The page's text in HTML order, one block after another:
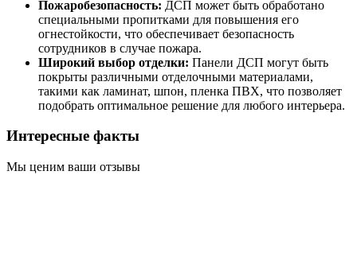
Пожаробезопасность: ДСП может быть обработано
специальными пропитками для повышения его
огнестойкости, что обеспечивает безопасность
сотрудников в случае пожара.
Широкий выбор отделки: Панели ДСП могут быть
покрыты различными отделочными материалами,
такими как ламинат, шпон, пленка ПВХ, что позволяет
подобрать оптимальное решение для любого интерьера.
Интересные факты
Мы ценим ваши отзывы